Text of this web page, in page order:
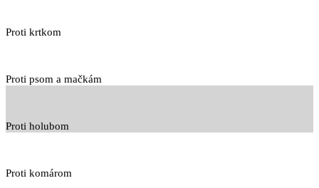
Proti krtkom
Proti psom a mačkám
Proti holubom
Proti komárom